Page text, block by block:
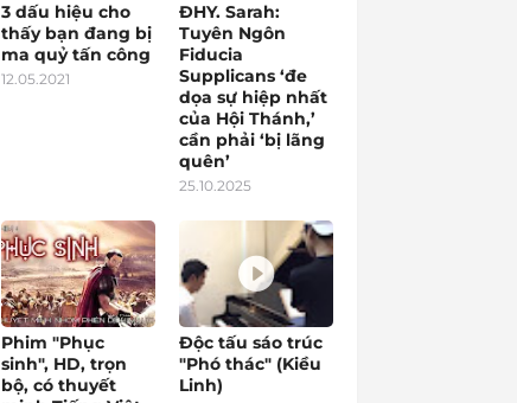
3 dấu hiệu cho
thấy bạn đang bị
ma quỷ tấn công
12.05.2021
ĐHY. Sarah:
Tuyên Ngôn
Fiducia
Supplicans ‘đe
dọa sự hiệp nhất
của Hội Thánh,’
cần phải ‘bị lãng
quên’
25.10.2025
Phim "Phục
sinh", HD, trọn
bộ, có thuyết
Độc tấu sáo trúc
"Phó thác" (Kiều
Linh)